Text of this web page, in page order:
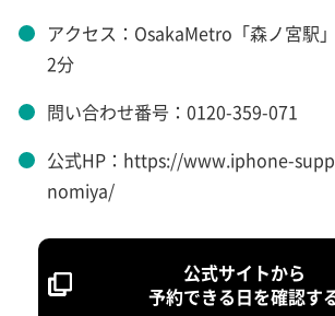
アクセス：OsakaMetro「森ノ宮駅
2分
問い合わせ番号：0120-359-071
公式HP：https://www.iphone-
nomiya/
公式サイトから
予約できる日を確認す